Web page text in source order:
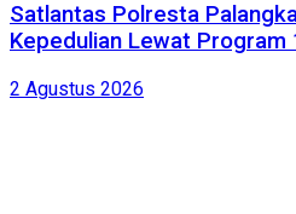
Satlantas Polresta
Kepedulian Lewat Program
2 Agustus 2026